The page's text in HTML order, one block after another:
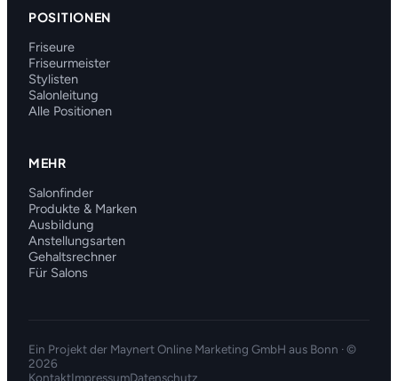
POSITIONEN
Friseure
Friseurmeister
Stylisten
Salonleitung
Alle Positionen
MEHR
Salonfinder
Produkte & Marken
Ausbildung
Anstellungsarten
Gehaltsrechner
Für Salons
Ein Projekt der Maynert Online Marketing GmbH aus Bonn · ©
2026
KontaktImpressumDatenschutz